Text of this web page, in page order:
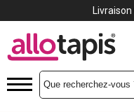
Livraison